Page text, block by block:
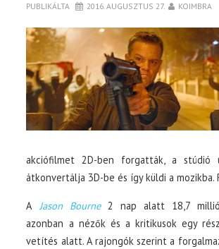
PUBLIKÁLTA 2016. AUGUSZTUS 27. KOIMBRA
akciófilmet 2D-ben forgatták, a stúdió
átkonvertálja 3D-be és így küldi a mozikba.
A Jason Bourne2 nap alatt 18,7
azonban a nézők és a kritikusok egy
vetítés alatt. A rajongók szerint a